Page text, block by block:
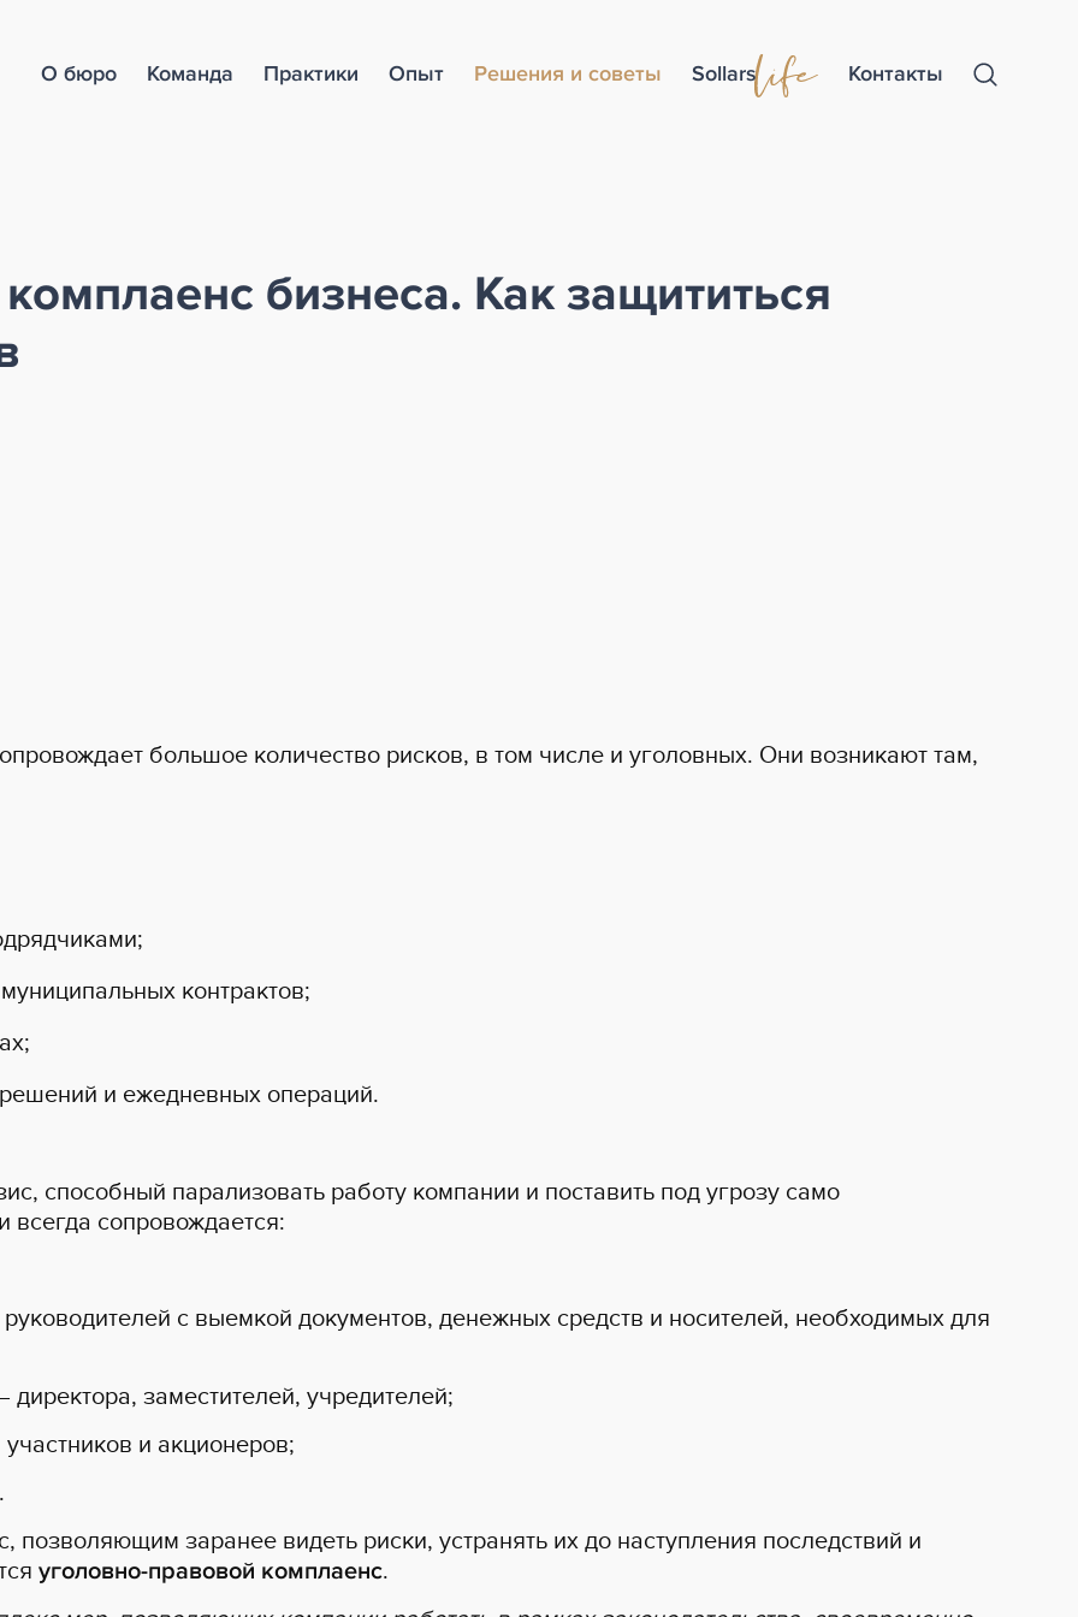
О бюро Команда Практики Опыт Решения и советы Sollars Контакты
бизнеса. Как защититься
большое количество рисков, в том числе и уголовных. Они возникают там,
контрактов;
и ежедневных операций.
способный парализовать работу компании и поставить под угрозу само
всегда сопровождается:
с выемкой документов, денежных средств и носителей, необходимых для
заместителей, учредителей;
и акционеров;
заранее видеть риски, устранять их до наступления последствий и
уголовно-правовой комплаенс.